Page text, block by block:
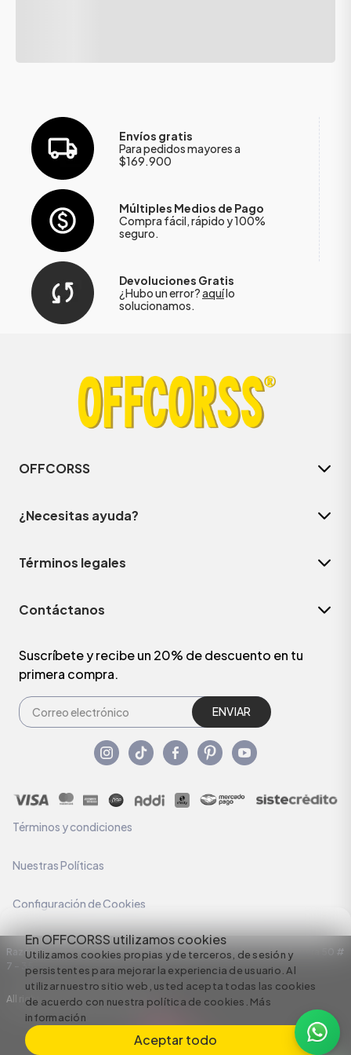
En OFFCORSS utilizamos cookies
Utilizamos cookies propias y de terceros, de sesión y
persistentes para mejorar la experiencia de usuario. Al
utilizar nuestro sitio web, usted acepta todas las cookies
de acuerdo con nuestra política de cookies. Más
información
Aceptar todo
Envíos gratis
Para pedidos mayores a
$169.900
Múltiples Medios de Pago
Compra fácil, rápido y 100%
seguro.
Devoluciones Gratis
¿Hubo un error?aquílo
solucionamos.
OFFCORSS
¿Necesitas ayuda?
Términos legales
Contáctanos
Suscríbete y recibe un 20% de descuento en tu
primera compra.
ENVIAR
Términos y condiciones
Nuestras Políticas
Configuración de Cookies
Razón Social: C.I HERMECO S.A. NIT: 890924167-6 Dirección: Carrera 50 #
7 – 35
All rights reserved empowered by